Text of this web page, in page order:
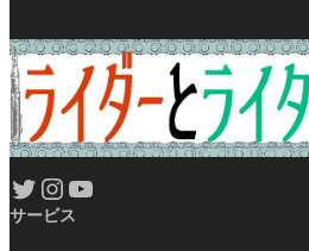
Twitter Instagram YouTube
サービス